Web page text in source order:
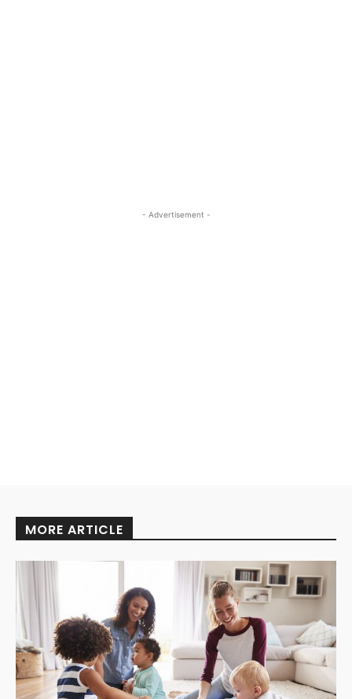
- Advertisement -
MORE ARTICLE